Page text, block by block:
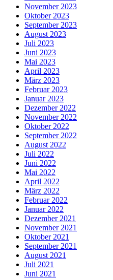
November 2023
Oktober 2023
September 2023
August 2023
Juli 2023
Juni 2023
Mai 2023
April 2023
März 2023
Februar 2023
Januar 2023
Dezember 2022
November 2022
Oktober 2022
September 2022
August 2022
Juli 2022
Juni 2022
Mai 2022
April 2022
März 2022
Februar 2022
Januar 2022
Dezember 2021
November 2021
Oktober 2021
September 2021
August 2021
Juli 2021
Juni 2021